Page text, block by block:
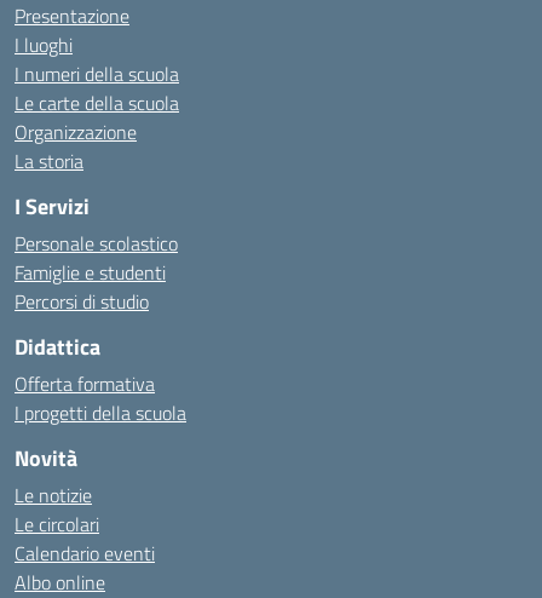
Presentazione
I luoghi
I numeri della scuola
Le carte della scuola
Organizzazione
La storia
I Servizi
Personale scolastico
Famiglie e studenti
Percorsi di studio
Didattica
Offerta formativa
I progetti della scuola
Novità
Le notizie
Le circolari
Calendario eventi
Albo online